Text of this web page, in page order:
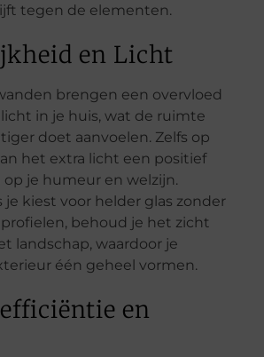
tegen de elementen.
en Licht
brengen een overvloed
in je huis, wat de ruimte
doet aanvoelen. Zelfs op
het extra licht een positief
je humeur en welzijn.
je kiest voor helder glas zonder
behoud je het zicht
landschap, waardoor je
één geheel vormen.
en